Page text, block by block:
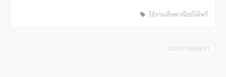
ใช้งานเชิงพาณิชย์ได้ฟรี